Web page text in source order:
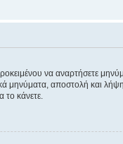
να αναρτήσετε
μηνύματα, αποστολή και
κάνετε.